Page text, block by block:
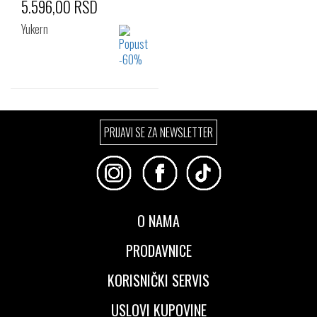
Izaberi željeni broj:
43
45
5.596,00 RSD
Yukern
PRIJAVI SE ZA NEWSLETTER
O NAMA
PRODAVNICE
KORISNIČKI SERVIS
USLOVI KUPOVINE